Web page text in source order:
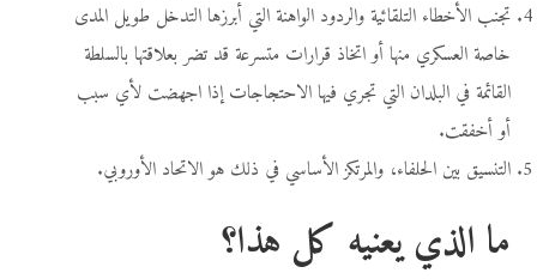
تجنب الأخطاء التلقائية والردود الواهنة التي أبرزها التدخل طويل المدى
خاصة العسكري منها أو اتخاذ قرارات متسرعة قد تضر بعلاقتها بالسلطة
القائمة في البلدان التي تجري فيها الاحتجاجات إذا اجهضت لأي سبب
أو أخفقت.
التنسيق بين الحلفاء، والمرتكز الأساسي في ذلك هو الاتحاد الأوروبي.
ما الذي يعنيه كل هذا؟